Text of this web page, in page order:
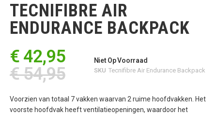
begin
van
de
afbeeldingen-
TECNIFIBRE AIR
ENDURANCE BACKPACK
€ 42,95
€ 54,95
Niet Op Voorraad
SKU Tecnifibre Air Endurance Backpack
Voorzien van totaal 7 vakken waarvan 2 ruime hoofdvakken. Het
voorste hoofdvak heeft ventilatieopeningen, waardoor het